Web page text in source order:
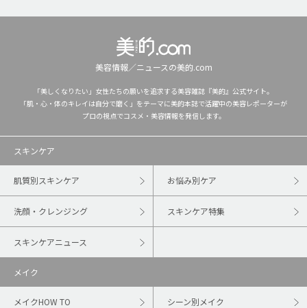
美容情報／ニュースの美的.com
「美しくなりたい」女性たちの願いを追求する美容雑誌『美的』公式サイト。
「肌・心・体のキレイは自分で磨く」をテーマに美的本誌で活躍中の美容レポーターが
プロの視点でコスメ・美容情報を発信します。
スキンケア
肌質別スキンケア お悩み別ケア
洗顔・クレンジング スキンケア特集
スキンケアニュース
メイク
メイクHOW TO シーン別メイク